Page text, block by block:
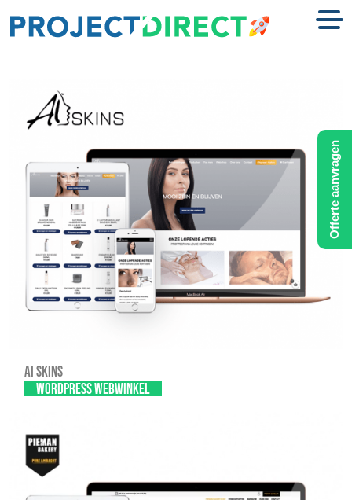
AI SKINS
WordPress webwinkel
Offerte aanvragen